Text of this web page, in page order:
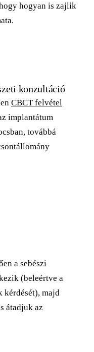
hogyan is zajlik
konzultáció
CBCT felvétel
implantátum
továbbá
a sebészi
(beleértve a
kérdését), majd
átadjuk az